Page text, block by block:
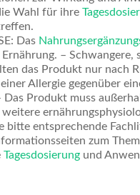
Wahl für ihre
Das
–
das Produkt nur nach
Allergie gegenüber
Das Produkt muss
bitte entsprechende
zum
Tagesdosierung und